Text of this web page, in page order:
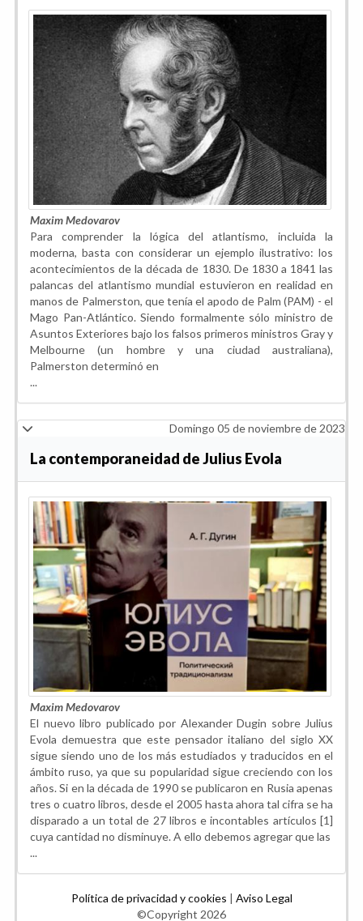
Maxim Medovarov
Para comprender la lógica del atlantismo, incluida la
moderna, basta con considerar un ejemplo ilustrativo: los
acontecimientos de la década de 1830. De 1830 a 1841 las
palancas del atlantismo mundial estuvieron en realidad en
manos de Palmerston, que tenía el apodo de Palm (PAM) - el
Mago Pan-Atlántico. Siendo formalmente sólo ministro de
Asuntos Exteriores bajo los falsos primeros ministros Gray y
Melbourne (un hombre y una ciudad australiana),
Palmerston determinó en
...
Domingo 05 de noviembre de 2023
La contemporaneidad de Julius Evola
Maxim Medovarov
El nuevo libro publicado por Alexander Dugin sobre Julius
Evola demuestra que este pensador italiano del siglo XX
sigue siendo uno de los más estudiados y traducidos en el
ámbito ruso, ya que su popularidad sigue creciendo con los
años. Si en la década de 1990 se publicaron en Rusia apenas
tres o cuatro libros, desde el 2005 hasta ahora tal cifra se ha
disparado a un total de 27 libros e incontables artículos [1]
cuya cantidad no disminuye. A ello debemos agregar que las
...
Política de privacidad y cookies | Aviso Legal
©Copyright 2026